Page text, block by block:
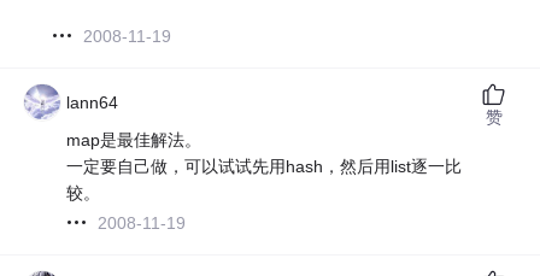
2008-11-19
lann64
map是最佳解法。
一定要自己做，可以试试先用hash，然后用list逐一比
较。
2008-11-19
赞